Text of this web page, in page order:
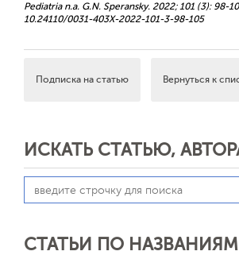
Pediatria n.a. G.N. Speransky. 2022; 101 (3): 98-
10.24110/0031-403X-2022-101-3-98-105
Подписка на статью Вернуться к
ИСКАТЬ СТАТЬЮ,
СТАТЬИ ПО НАЗВАНИЯМ